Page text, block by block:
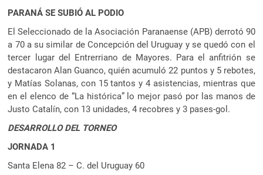
PARANÁ SE SUBIÓ AL PODIO
El Seleccionado de la Asociación Paranaense (APB) derrotó 90
a 70 a su similar de Concepción del Uruguay y se quedó con el
tercer lugar del Entrerriano de Mayores. Para el anfitrión se
destacaron Alan Guanco, quién acumuló 22 puntos y 5 rebotes,
y Matías Solanas, con 15 tantos y 4 asistencias, mientras que
en el elenco de “La histórica” lo mejor pasó por las manos de
Justo Catalín, con 13 unidades, 4 recobres y 3 pases-gol.
DESARROLLO DEL TORNEO
JORNADA 1
Santa Elena 82 – C. del Uruguay 60